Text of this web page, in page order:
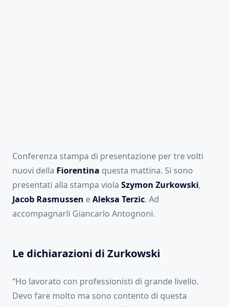
Conferenza stampa di presentazione per tre volti
nuovi della Fiorentina questa mattina. Si sono
presentati alla stampa viola Szymon Zurkowski,
Jacob Rasmussen eAleksa Terzic. Ad
accompagnarli Giancarlo Antognoni.
Le dichiarazioni di Zurkowski
“Ho lavorato con professionisti di grande livello.
Devo fare molto ma sono contento di questa